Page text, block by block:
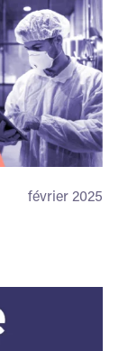
février 2025